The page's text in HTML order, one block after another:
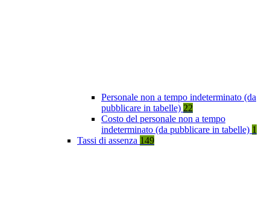
Personale non a tempo indeterminato (da
pubblicare in tabelle) 22
Costo del personale non a tempo
indeterminato (da pubblicare in tabelle) 1
Tassi di assenza 149